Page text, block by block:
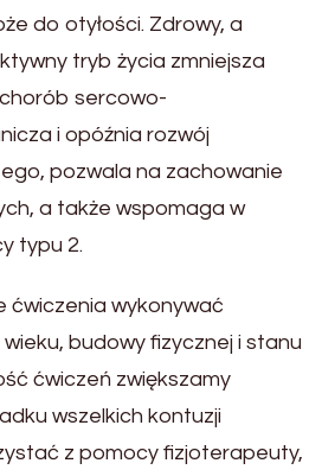
do otyłości. Zdrowy, a
tryb życia zmniejsza
sercowo-
i opóźnia rozwój
pozwala na zachowanie
a także wspomaga w
typu 2.
ćwiczenia wykonywać
budowy fizycznej i stanu
ćwiczeń zwiększamy
wszelkich kontuzji
z pomocy fizjoterapeuty,